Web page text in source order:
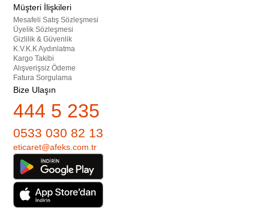
Müşteri İlişkileri
Mesafeli Satış Sözleşmesi
Üyelik Sözleşmesi
Gizlilik & Güvenlik
K.V.K.K Aydınlatma
Kargo Takibi
Alışverişsiz Ödeme
Fatura Sorgulama
Bize Ulaşın
444 5 235
0533 030 82 13
eticaret@afeks.com.tr